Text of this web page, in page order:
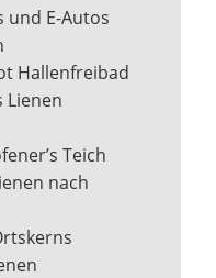
und E-Autos
Hallenfreibad
Lienen
Teich
nach